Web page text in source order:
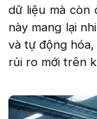
dữ liệu mà còn
này mang lại
và tự động
rủi ro mới trên